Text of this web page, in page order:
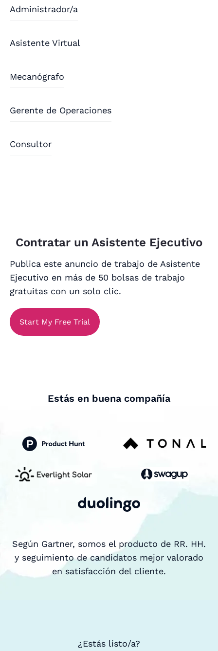
Administrador/a
Asistente Virtual
Mecanógrafo
Gerente de Operaciones
Consultor
Contratar un Asistente Ejecutivo
Publica este anuncio de trabajo de Asistente
Ejecutivo en más de 50 bolsas de trabajo
gratuitas con un solo clic.
Start My Free Trial
Estás en buena compañía
Según Gartner, somos el producto de RR. HH.
y seguimiento de candidatos mejor valorado
en satisfacción del cliente.
¿Estás listo/a?